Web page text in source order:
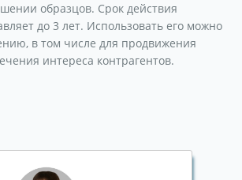
образцов. Срок действия
до 3 лет. Использовать его можно
в том числе для продвижения
интереса контрагентов.